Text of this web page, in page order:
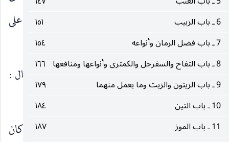
6 ـ باب الزبيب
١٥١
7 ـ باب فضل الرمان وأنواعه
١٥٤
8 ـ باب التفاح والسفرجل والكمثرى وأنواعها ومنافعها
١٦٦
9 ـ باب الزيتون والزيت وما يعمل منهما
١٧٩
10 ـ باب التين
١٨٤
11 ـ باب الموز
١٨٧
أثر الطعام فإنه مصحة للفم والنواجذ ويجلب الرزق على
العبد.
وروى محمد بن الحسن الداري يرفع الحديث أنه قال :
من تخلل بالقصب لم تقض له حاجة سبعة أيام.
وعن الصادق
قال : لا تخللوا بالقصب فإن كان